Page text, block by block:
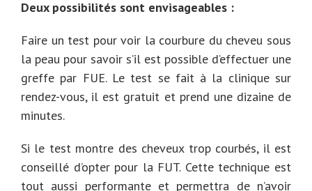
Deux possibilités sont envisageables :
Faire un test pour voir la courbure du cheveu sous
la peau pour savoir s’il est possible d’effectuer une
greffe par FUE. Le test se fait à la clinique sur
rendez-vous, il est gratuit et prend une dizaine de
minutes.
Si le test montre des cheveux trop courbés, il est
conseillé d’opter pour la FUT. Cette technique est
tout aussi performante et permettra de n’avoir